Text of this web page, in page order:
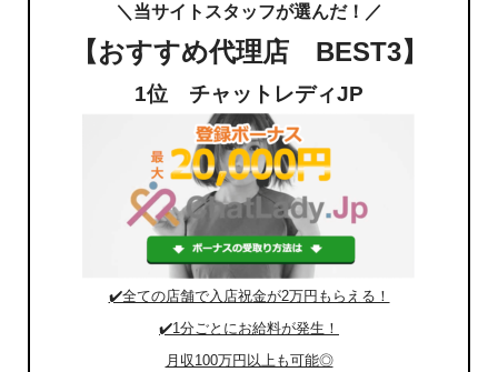
＼当サイトスタッフが選んだ！／
【おすすめ代理店 BEST3】
1位 チャットレディJP
✔️全ての店舗で入店祝金が2万円もらえる！
✔️1分ごとにお給料が発生！
月収100万円以上も可能◎